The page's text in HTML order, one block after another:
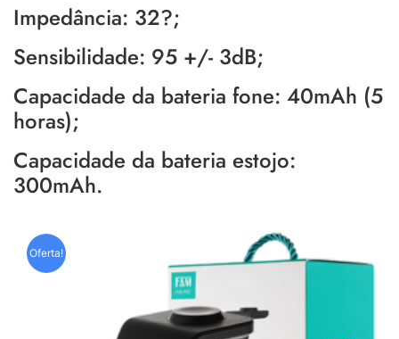
Impedância: 32?;
Sensibilidade: 95 +/- 3dB;
Capacidade da bateria fone: 40mAh (5
horas);
Capacidade da bateria estojo:
300mAh.
Oferta!